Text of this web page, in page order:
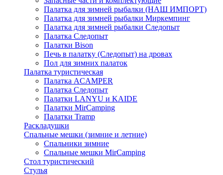
Палатка для зимней рыбалки (НАШ ИМПОРТ)
Палатка для зимней рыбалки Миркемпинг
Палатка для зимней рыбалки Следопыт
Палатка Следопыт
Палатки Bison
Печь в палатку (Следопыт) на дровах
Пол для зимних палаток
Палатка туристическая
Палатка ACAMPER
Палатка Следопыт
Палатки LANYU и KAIDE
Палатки MirCamping
Палатки Tramp
Раскладушки
Спальные мешки (зимние и летние)
Спальники зимние
Спальные мешки MirCamping
Стол туристический
Стулья